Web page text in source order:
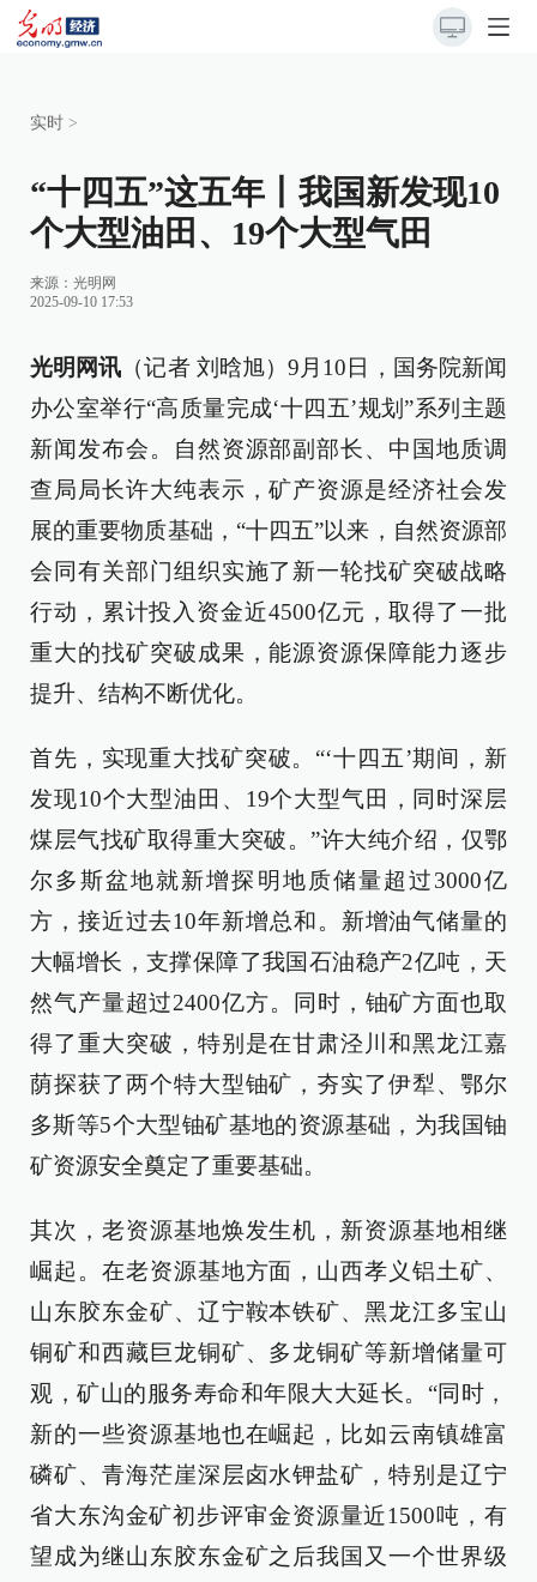
实时 >
“十四五”这五年丨我国新发现10
个大型油田、19个大型气田
来源： 光明网
2025-09-10 17:53
光明网讯 （记者 刘晗旭）9月10日，国务院新闻
办公室举行“高质量完成‘十四五’规划”系列主题
新闻发布会。自然资源部副部长、中国地质调
查局局长许大纯表示，矿产资源是经济社会发
展的重要物质基础，“十四五”以来，自然资源部
会同有关部门组织实施了新一轮找矿突破战略
行动，累计投入资金近4500亿元，取得了一批
重大的找矿突破成果，能源资源保障能力逐步
提升、结构不断优化。
首先，实现重大找矿突破。“‘十四五’期间，新
发现10个大型油田、19个大型气田，同时深层
煤层气找矿取得重大突破。”许大纯介绍，仅鄂
尔多斯盆地就新增探明地质储量超过3000亿
方，接近过去10年新增总和。新增油气储量的
大幅增长，支撑保障了我国石油稳产2亿吨，天
然气产量超过2400亿方。同时，铀矿方面也取
得了重大突破，特别是在甘肃泾川和黑龙江嘉
荫探获了两个特大型铀矿，夯实了伊犁、鄂尔
多斯等5个大型铀矿基地的资源基础，为我国铀
矿资源安全奠定了重要基础。
其次，老资源基地焕发生机，新资源基地相继
崛起。在老资源基地方面，山西孝义铝土矿、
山东胶东金矿、辽宁鞍本铁矿、黑龙江多宝山
铜矿和西藏巨龙铜矿、多龙铜矿等新增储量可
观，矿山的服务寿命和年限大大延长。“同时，
新的一些资源基地也在崛起，比如云南镇雄富
磷矿、青海茫崖深层卤水钾盐矿，特别是辽宁
省大东沟金矿初步评审金资源量近1500吨，有
望成为继山东胶东金矿之后我国又一个世界级